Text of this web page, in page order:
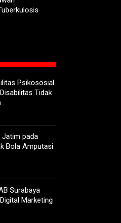
Psikososial
Tidak
Jatim pada
Bola Amputasi
Surabaya
Marketing